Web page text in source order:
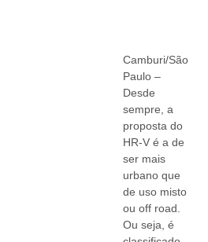
Camburi/São
Paulo –
Desde
sempre, a
proposta do
HR-V é a de
ser mais
urbano que
de uso misto
ou off road.
Ou seja, é